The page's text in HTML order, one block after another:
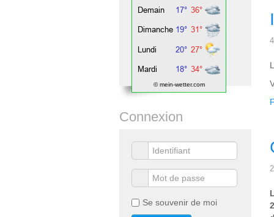
© mein-wetter.com
Connexion
Se souvenir de moi